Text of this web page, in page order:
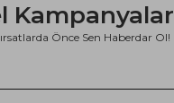
Kampanyalar
Önce Sen Haberdar Ol!